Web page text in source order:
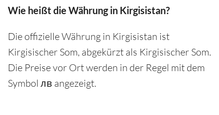
Wie heißt die Währung in Kirgisistan?
Die offizielle Währung in Kirgisistan ist
Kirgisischer Som, abgekürzt als Kirgisischer Som.
Die Preise vor Ort werden in der Regel mit dem
Symbol лв angezeigt.